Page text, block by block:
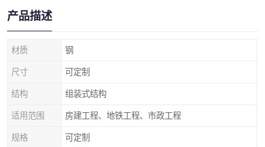
产品描述
材质 钢
尺寸 可定制
结构 组装式结构
适用范围 房建工程、地铁工程、市政工程
规格 可定制